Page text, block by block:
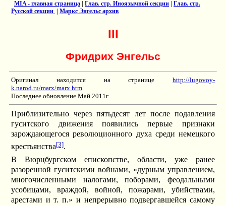
MIA - главная страница |Глав. стр. Иноязычной секции |Глав. стр.
Русской секции
|Маркс Энгельс архив
III
Фридрих Энгельс
Оригинал находится на странице http://lugovoy-
k.narod.ru/marx/marx.htm
Последнее обновление Май 2011г.
Приблизительно через пятьдесят лет после подавления
гуситского движения появились первые признаки
зарождающегося революционного духа среди немецкого
крестьянства[3].
В Вюрцбургском епископстве, области, уже ранее
разоренной гуситскими войнами, «дурным управлением,
многочисленными налогами, поборами, феодальными
усобицами, враждой, войной, пожарами, убийствами,
арестами и т. п.» и непрерывно подвергавшейся самому